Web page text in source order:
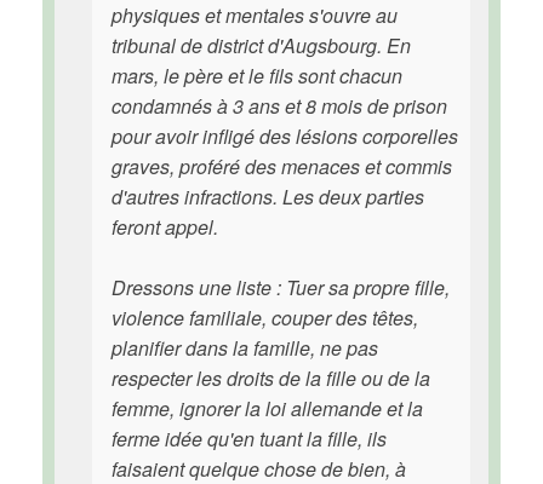
physiques et mentales s'ouvre au
tribunal de district d'Augsbourg. En
mars, le père et le fils sont chacun
condamnés à 3 ans et 8 mois de prison
pour avoir infligé des lésions corporelles
graves, proféré des menaces et commis
d'autres infractions. Les deux parties
feront appel.
Dressons une liste : Tuer sa propre fille,
violence familiale, couper des têtes,
planifier dans la famille, ne pas
respecter les droits de la fille ou de la
femme, ignorer la loi allemande et la
ferme idée qu'en tuant la fille, ils
faisaient quelque chose de bien, à